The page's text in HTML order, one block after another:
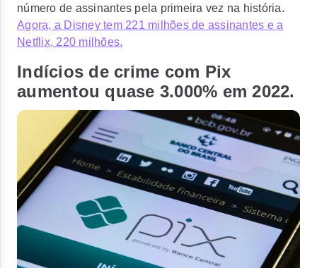
número de assinantes pela primeira vez na história.
Agora, a Disney tem 221 milhões de assinantes e a
Netflix, 220 milhões.
Indícios de crime com Pix
aumentou quase 3.000% em 2022.